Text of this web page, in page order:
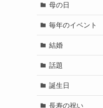
母の日
毎年のイベント
結婚
話題
誕生日
長寿の祝い